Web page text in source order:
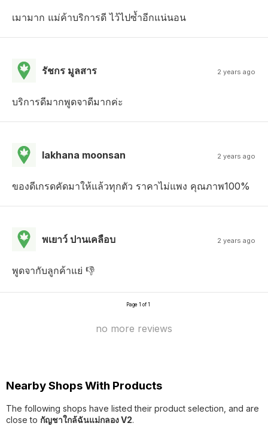
เมามาก แม่ค้าบริการดี ไว้ไปซ้ำอีกแน่นอน
รัชกร มูลสาร 2 years ago
บริการดีมากพูดจาดีมากค่ะ
lakhana moonsan 2 years ago
ของดีเกรดคัดมาให้แล้วทุกตัว ราคาไม่แพง คุณภาพ100%
พเยาว์ ปานเคลือบ 2 years ago
พูดจากับลูกค้าแย่ 👎
Page 1 of 1
no more reviews
Nearby Shops With Products
The following shops have listed their product selection, and are
close to กัญชาใกล้ฉันแม่กลอง V2.